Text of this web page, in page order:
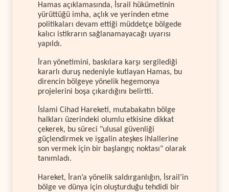
Hamas açıklamasında, İsrail hükümetinin
yürüttüğü imha, açlık ve yerinden etme
politikaları devam ettiği müddetçe bölgede
kalıcı istikrarın sağlanamayacağı uyarısı
yapıldı.
İran yönetimini, baskılara karşı sergilediği
kararlı duruş nedeniyle kutlayan Hamas, bu
direncin bölgeye yönelik hegemonya
projelerini boşa çıkardığını belirtti.
İslami Cihad Hareketi, mutabakatın bölge
halkları üzerindeki olumlu etkisine dikkat
çekerek, bu süreci "ulusal güvenliği
güçlendirmek ve işgalin ateşkes ihlallerine
son vermek için bir başlangıç noktası" olarak
tanımladı.
Hareket, İran’a yönelik saldırganlığın, İsrail’in
bölge ve dünya için oluşturduğu tehdidi bir